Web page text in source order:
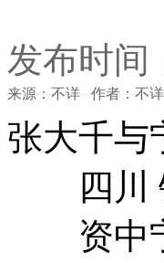
发布时间
来源：不详 作者：不详
张大千与
四川
资中宁